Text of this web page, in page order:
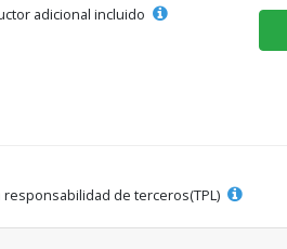
adicional incluido
responsabilidad de terceros(TPL)